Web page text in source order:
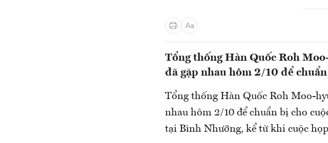
Tổng thống Hàn Quốc Roh
đã gặp nhau hôm 2/10 để
Tổng thống Hàn Quốc Roh Moo-
nhau hôm 2/10 để chuẩn bị cho
tại Bình Nhưỡng, kể từ khi cuộc